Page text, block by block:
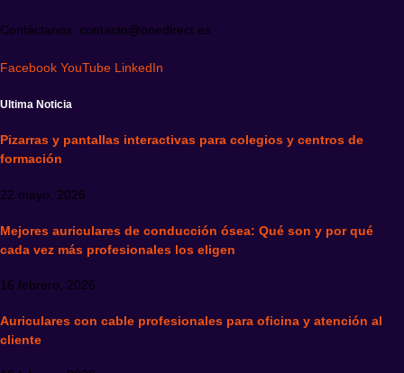
Contáctanos: contacto@onedirect.es
Facebook YouTube LinkedIn
Ultima Noticia
Pizarras y pantallas interactivas para colegios y centros de
formación
22 mayo, 2026
Mejores auriculares de conducción ósea: Qué son y por qué
cada vez más profesionales los eligen
16 febrero, 2026
Auriculares con cable profesionales para oficina y atención al
cliente